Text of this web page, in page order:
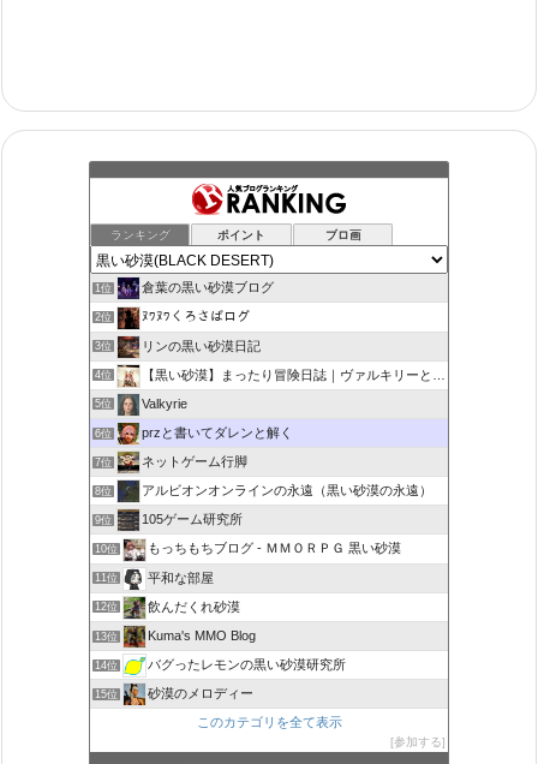
ランキング ポイント ブロ画
1位 倉葉の黒い砂漠ブログ
2位 ﾇﾜﾇﾜくろさばログ
3位 リンの黒い砂漠日記
4位 【黒い砂漠】まったり冒険日誌｜ヴァルキリーと闇の精霊の旅
5位 Valkyrie
6位 przと書いてダレンと解く
7位 ネットゲーム行脚
8位 アルビオンオンラインの永遠（黒い砂漠の永遠）
9位 105ゲーム研究所
10位 もっちもちブログ - ＭＭＯＲＰＧ 黒い砂漠
11位 平和な部屋
12位 飲んだくれ砂漠
13位 Kuma's MMO Blog
14位 バグったレモンの黒い砂漠研究所
15位
砂漠のメロディー
このカテゴリを全て表示
参加する